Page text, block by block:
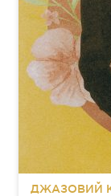
ДЖАЗОВИЙ